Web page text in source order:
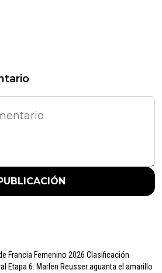
Francia Femenino 2026 Clasificación
Etapa 6: Marlen Reusser aguanta el amarillo